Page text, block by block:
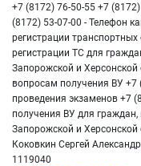
+7 (8172) 76-50-55 +7
(8172) 53-07-00 - Телефон
регистрации
регистрации ТС для
Запорожской и Херсонской
вопросам получения ВУ +7
проведения экзаменов +7
получения ВУ для
Запорожской и Херсонской
Коковкин Сергей
1119040